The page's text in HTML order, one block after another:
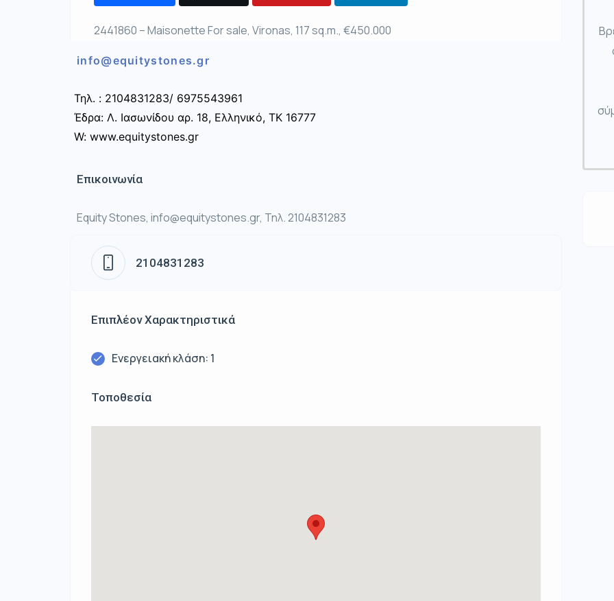
2441860 – Maisonette For sale, Vironas, 117 sq.m., €450.000
info@equitystones.gr
Τηλ. : 2104831283/ 6975543961
Έδρα: Λ. Ιασωνίδου αρ. 18, Ελληνικό, ΤΚ 16777
W: www.equitystones.gr
Επικοινωνία
Equity Stones, info@equitystones.gr, Τηλ. 2104831283
2104831283
Επιπλέον Χαρακτηριστικά
Ενεργειακή κλάση: 1
Τοποθεσία